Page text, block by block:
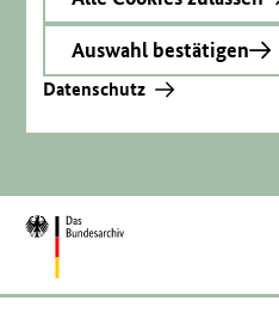
Auswahl bestätigen
Datenschutz
Zur